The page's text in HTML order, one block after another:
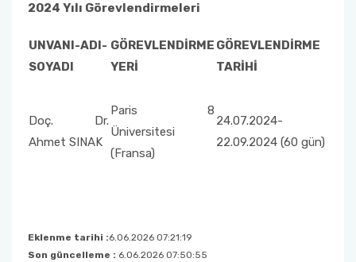
2024 Yılı Görevlendirmeleri
UNVANI-ADI-
SOYADI
GÖREVLENDİRME
YERİ
GÖREVLENDİRME
TARİHİ
Doç. Dr.
Ahmet SINAK
Paris 8
Üniversitesi
(Fransa)
24.07.2024-
22.09.2024 (60 gün)
Eklenme tarihi :6.06.2026 07:21:19
Son güncelleme : 6.06.2026 07:50:55